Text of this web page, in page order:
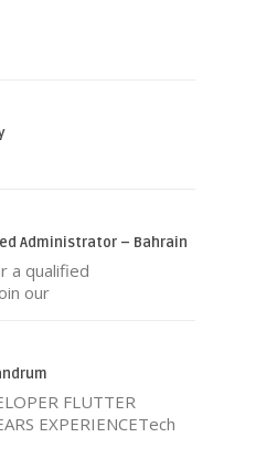
Administrator – Bahrain
a qualified
our
FLUTTER
EXPERIENCETech